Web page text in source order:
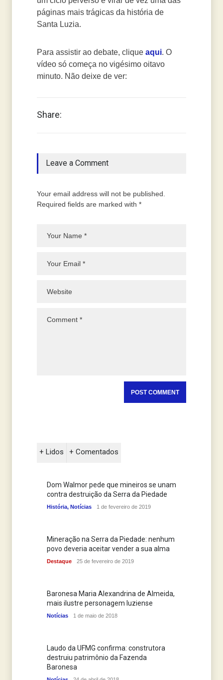
páginas mais trágicas da história de
Santa Luzia.
Para assistir ao debate, clique aqui. O
vídeo só começa no vigésimo oitavo
minuto. Não deixe de ver:
Share:
Leave a Comment
Your email address will not be published.
Required fields are marked with *
+ Lidos + Comentados
Dom Walmor pede que mineiros se unam
contra destruição da Serra da Piedade
História, Notícias 1 de fevereiro de 2019
Mineração na Serra da Piedade: nenhum
povo deveria aceitar vender a sua alma
Destaque 25 de fevereiro de 2019
Baronesa Maria Alexandrina de Almeida,
mais ilustre personagem luziense
Notícias 1 de maio de 2018
Laudo da UFMG confirma: construtora
destruiu patrimônio da Fazenda
Baronesa